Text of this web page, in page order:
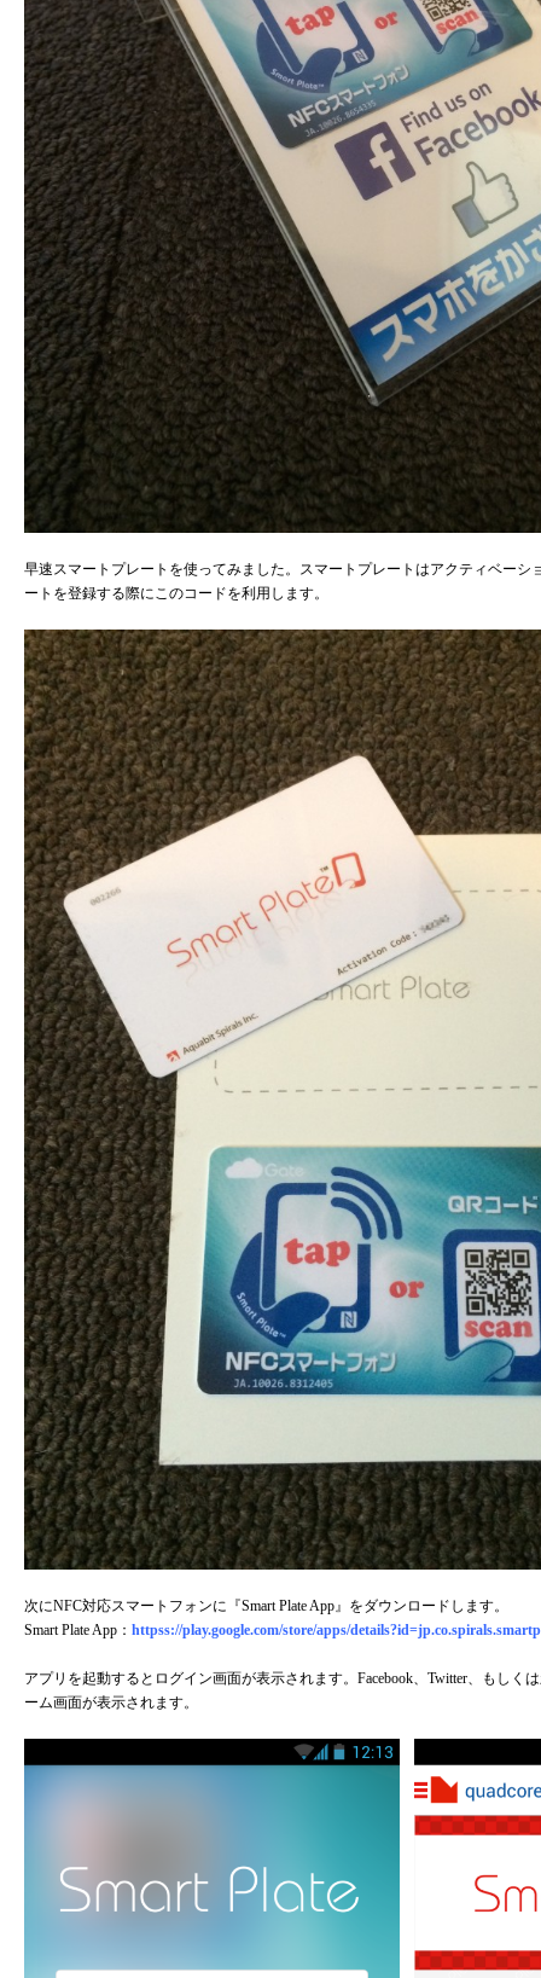
早速スマートプレートを使ってみました。スマートプレートはアクティベー
ートを登録する際にこのコードを利用します。
次にNFC対応スマートフォンに『Smart Plate App』をダウンロードします。
Smart Plate App： httpss://play.google.com/store/apps/
アプリを起動するとログイン画面が表示されます。Facebook、Twitter、もしく
ーム画面が表示されます。